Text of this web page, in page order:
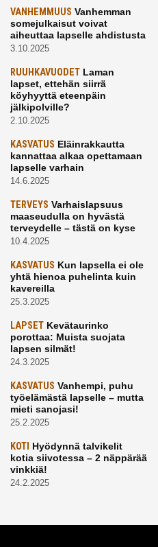
VANHEMMUUS Vanhemman
somejulkaisut voivat
aiheuttaa lapselle ahdistusta
3.10.2025
RUUHKAVUODET Laman
lapset, ettehän siirrä
köyhyyttä eteenpäin
jälkipolville?
2.10.2025
KASVATUS Eläinrakkautta
kannattaa alkaa opettamaan
lapselle varhain
14.6.2025
TERVEYS Varhaislapsuus
maaseudulla on hyvästä
terveydelle – tästä on kyse
10.4.2025
KASVATUS Kun lapsella ei ole
yhtä hienoa puhelinta kuin
kavereilla
25.3.2025
LAPSET Kevätaurinko
porottaa: Muista suojata
lapsen silmät!
24.3.2025
KASVATUS Vanhempi, puhu
työelämästä lapselle – mutta
mieti sanojasi!
25.2.2025
KOTI Hyödynnä talvikelit
kotia siivotessa – 2 näppärää
vinkkiä!
24.2.2025